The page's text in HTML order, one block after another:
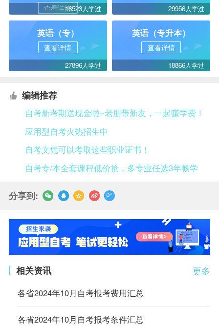
查看详情16523人学过 29956人学过
英语（专）
查看详情
27896人学过
英语（专升本）
查看详情
18866人学过
编辑推荐
自考新考期送现金啦~老朋带新友，一起赚学费！
应用型自考火热招生中
自考文凭可以考取这些职业证书！
自考专/本全套课程低价抢，多专业任选3年畅学
分享到:
更多
相关资讯
各省2024年10月自考报考费用汇总
各省2024年10月自考报考条件汇总